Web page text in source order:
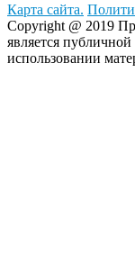
Карта сайта.
Copyright @ 2019
является
использовании